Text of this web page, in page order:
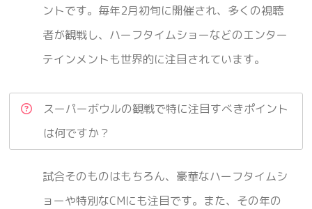
ントです。毎年2月初旬に開催され、多くの視聴
者が観戦し、ハーフタイムショーなどのエンター
テインメントも世界的に注目されています。
スーパーボウルの観戦で特に注目すべきポイント
は何ですか？
試合そのものはもちろん、豪華なハーフタイムシ
ョーや特別なCMにも注目です。また、その年の